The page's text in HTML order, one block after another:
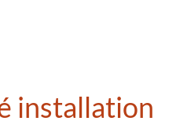
installation